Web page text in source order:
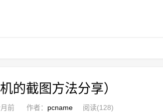
的截图方法分享）
前 作者： pcname 阅读(128)